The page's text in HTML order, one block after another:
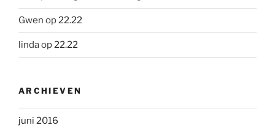
Gwen op22.22
lindaop22.22
ARCHIEVEN
juni 2016